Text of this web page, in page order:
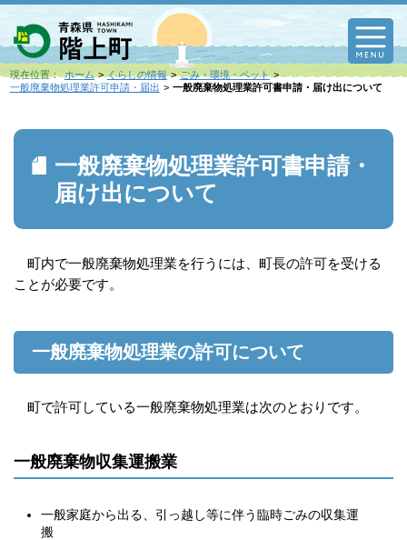
現在位置： ホーム くらしの情報
ごみ・環境・ペット
一般廃棄物処理業許可申請・届出
一般廃棄物処理業許可書申請・届け出について
一般廃棄物処理業許可書申請・
届け出について
町内で一般廃棄物処理業を行うには、町長の許可を受ける
ことが必要です。
一般廃棄物処理業の許可について
町で許可している一般廃棄物処理業は次のとおりです。
一般廃棄物収集運搬業
一般家庭から出る、引っ越し等に伴う臨時ごみの収集運
搬